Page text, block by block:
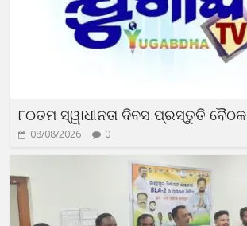
୮୦ତମ ସ୍ୱାଧୀନତା ଦିବସ ପ୍ରସ୍ତୁତି ବୈଠକ
08/08/2026 0